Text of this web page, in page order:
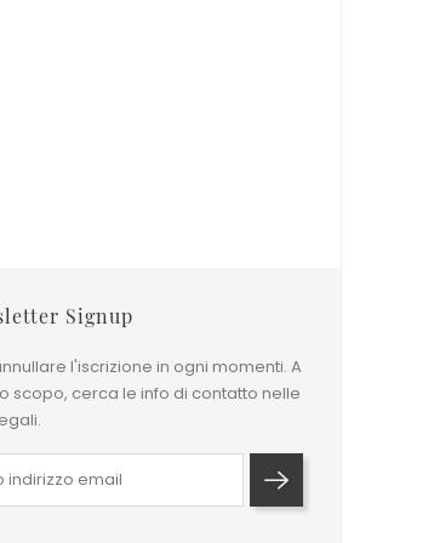
Signup
l'iscrizione in ogni momenti. A
scopo, cerca le info di contatto nelle